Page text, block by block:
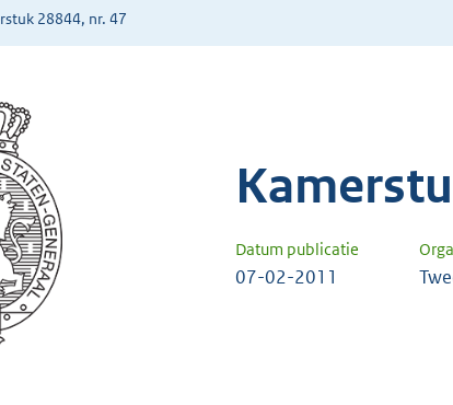
28844, nr. 47
Datum publicatie
07-02-2011